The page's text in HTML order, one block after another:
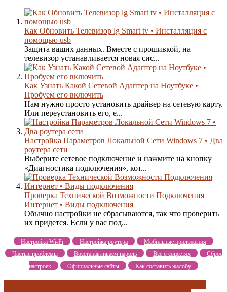
Как Обновить Телевизор lg Smart tv • Инсталляция с
помощью usb
Защита ваших данных. Вместе с прошивкой, на
телевизор устанавливается новая сис...
Как Узнать Какой Сетевой Адаптер на Ноутбуке •
Пробуем его включить
Нам нужно просто установить драйвер на сетевую карту.
Или переустановить его, е...
Настройка Параметров Локальной Сети Windows 7 • Два
роутера сети
Выберите сетевое подключение и нажмите на кнопку
«Диагностика подключения», кот...
Проверка Технической Возможности Подключения
Интернет • Виды подключения
Обычно настройки не сбрасываются, так что проверить
их придется. Если у вас под...
Настройка Wi-Fi Настройка роутера
Мобильные приложения
Частые проблемы
Восстанавливаем пароль Все о соцсетях
Сброс
настроек
Официальные сайты Как составить жалобу